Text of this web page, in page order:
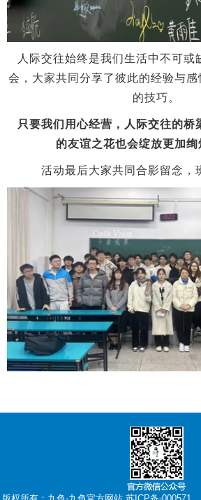
人际交往始终是我们生活中不可或
会，大家共同分享了彼此的经验与
的技巧。
只要我们用心经营，人际交往的桥
的友谊之花也会绽放更加绚
活动最后大家共同合影留念，